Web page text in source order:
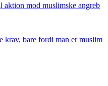
mod muslimske angreb
krav, bare fordi man er muslim